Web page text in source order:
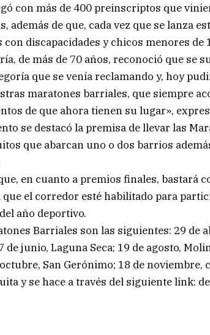
con más de 400 preinscriptos que
además de que, cada vez que se lanza
discapacidades y chicos menores de
de más de 70 años, reconoció que se
que se venía reclamando y, hoy
maratones barriales, que siempre
de que ahora tienen su lugar»,
se destacó la premisa de llevar las
que abarcan uno o dos barrios
en cuanto a premios finales, bastará
el corredor esté habilitado para
año deportivo.
Barriales son las siguientes: 29 de
de junio, Laguna Seca; 19 de agosto,
San Gerónimo; 18 de noviembre,
y se hace a través del siguiente link: